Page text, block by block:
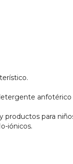
productos para
iónicos.